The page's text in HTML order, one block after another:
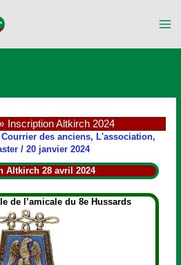
Inscription Altkirch 2024
Courrier des anciens, L'association,
/20 janvier 2024
Altkirch 28 avril 2024
de l’amicale du 8e Hussards